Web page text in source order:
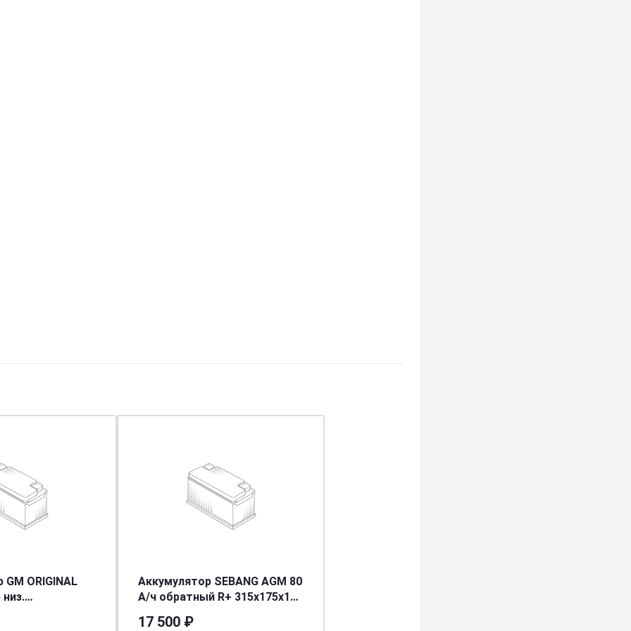
ORIGINAL
Аккумулятор SEBANG AGM 80
А/ч обратный R+ 315x175x190
17 500 ₽